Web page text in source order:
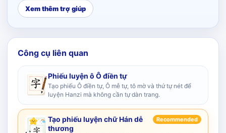
Xem thêm trợ giúp
Công cụ liên quan
Phiếu luyện ô Ô điền tự
Tạo phiếu Ô điền tự, Ô mễ tự, tô mờ và thứ tự nét để
luyện Hanzi mà không cần tự dàn trang.
Tạo phiếu luyện chữ Hán dễ
thương
Recommended